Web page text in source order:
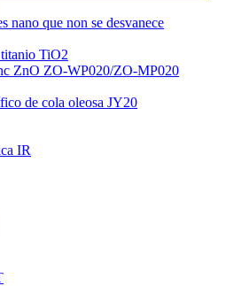
nano que non se desvanece
TiO2
ZnO ZO-WP020/ZO-MP020
de cola oleosa JY20
IR